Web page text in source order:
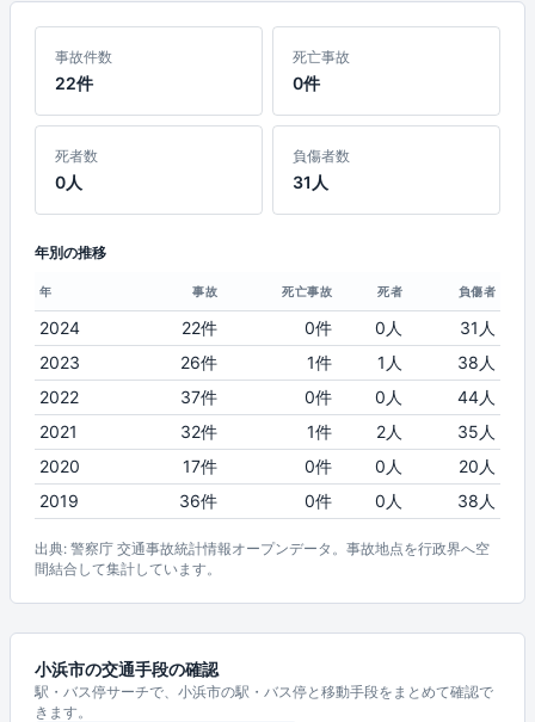
事故件数
22件
死亡事故
0件
死者数
0人
負傷者数
31人
年別の推移
年 事故 死亡事故 死者 負傷者
2024 22件 0件 0人
31人
2023
26件 1件 1人
38人
2022
37件 0件 0人
44人
2021
32件 1件 2人
35人
2020
17件 0件 0人
20人
2019
36件 0件 0人 38人
出典: 警察庁 交通事故統計情報オープンデータ。事故地点を行政界へ空
間結合して集計しています。
小浜市の交通手段の確認
駅・バス停サーチで、小浜市の駅・バス停と移動手段をまとめて確認で
きます。